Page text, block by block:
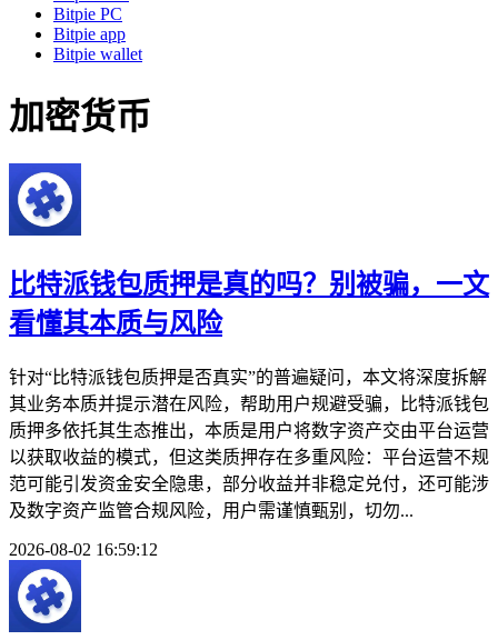
Bitpie PC
Bitpie app
Bitpie wallet
加密货币
比特派钱包质押是真的吗？别被骗，一文
看懂其本质与风险
针对“比特派钱包质押是否真实”的普遍疑问，本文将深度拆解
其业务本质并提示潜在风险，帮助用户规避受骗，比特派钱包
质押多依托其生态推出，本质是用户将数字资产交由平台运营
以获取收益的模式，但这类质押存在多重风险：平台运营不规
范可能引发资金安全隐患，部分收益并非稳定兑付，还可能涉
及数字资产监管合规风险，用户需谨慎甄别，切勿...
2026-08-02 16:59:12